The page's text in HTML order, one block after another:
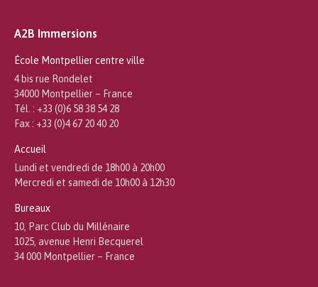
A2B Immersions
École Montpellier centre ville
4 bis rue Rondelet
34000 Montpellier – France
Tél. : +33 (0)6 58 38 54 28
Fax : +33 (0)4 67 20 40 20
Accueil
Lundi et vendredi de 18h00 à 20h00
Mercredi et samedi de 10h00 à 12h30
Bureaux
10, Parc Club du Millénaire
1025, avenue Henri Becquerel
34 000 Montpellier – France